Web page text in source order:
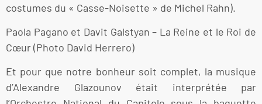
costumes du « Casse-Noisette » de Michel Rahn).
Paola Pagano et Davit Galstyan – La Reine et le Roi de
Cœur (Photo David Herrero)
Et pour que notre bonheur soit complet, la musique
d’Alexandre Glazounov était interprétée par